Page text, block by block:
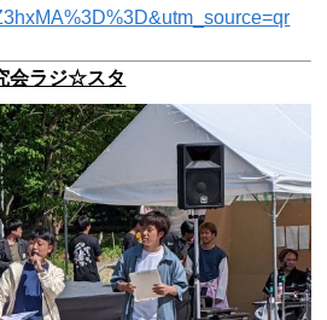
会ラジ☆スタ